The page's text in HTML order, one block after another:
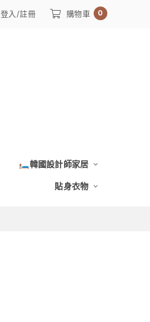
登入/註冊 購物車 0
🛏️韓國設計師家居
貼身衣物